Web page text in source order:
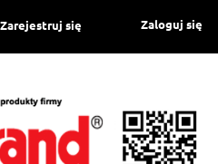
Zarejestruj się Zaloguj się